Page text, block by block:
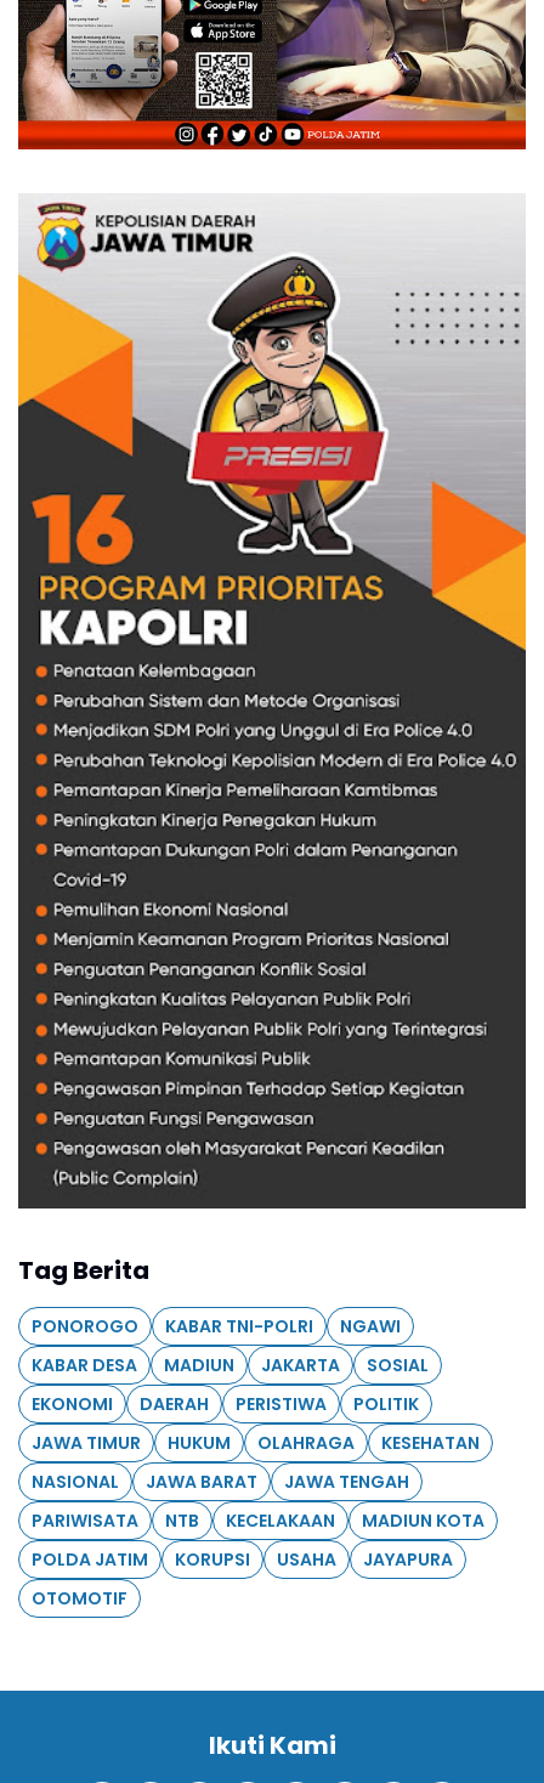
Tag Berita
PONOROGO KABAR TNI-POLRI
NGAWI
KABAR DESA
MADIUN JAKARTA
SOSIAL
EKONOMI
DAERAH PERISTIWA
POLITIK
JAWA TIMUR
HUKUM OLAHRAGA
KESEHATAN
NASIONAL
JAWA BARAT
JAWA TENGAH
PARIWISATA
NTB KECELAKAAN
MADIUN KOTA
POLDA JATIM
KORUPSI USAHA
JAYAPURA
OTOMOTIF
Ikuti Kami